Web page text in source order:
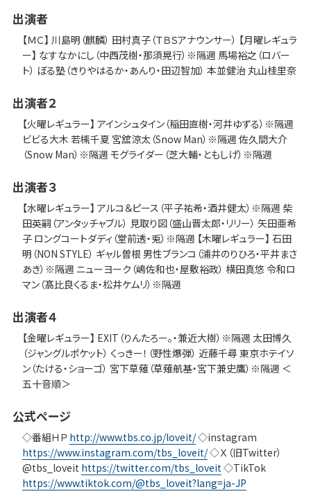
出演者
【ＭＣ】 川島明（麒麟） 田村真子（ＴＢＳアナウンサー） 【月曜レギュラ
ー】 なすなかにし（中西茂樹・那須晃行）※隔週 馬場裕之（ロバー
ト） ぼる塾（きりやはるか・あんり・田辺智加） 本並健治 丸山桂里奈
出演者２
【火曜レギュラー】 アインシュタイン（稲田直樹・河井ゆずる）※隔週
ビビる大木 若槻千夏 宮舘涼太（Snow Man）※隔週 佐久間大介
（Snow Man）※隔週 モグライダー（芝大輔・ともしげ）※隔週
出演者３
【水曜レギュラー】 アルコ＆ピース（平子祐希・酒井健太）※隔週 柴
田英嗣（アンタッチャブル） 見取り図（盛山晋太郎・リリー） 矢田亜希
子 ロングコートダディ（堂前透・兎）※隔週 【木曜レギュラー】 石田
明（NON STYLE） ギャル曽根 男性ブランコ（浦井のりひろ・平井まさ
あき）※隔週 ニューヨーク（嶋佐和也・屋敷裕政） 横田真悠 令和ロ
マン（髙比良くるま・松井ケムリ）※隔週
出演者４
【金曜レギュラー】 EXIT（りんたろー。・兼近大樹）※隔週 太田博久
（ジャングルポケット） くっきー！（野性爆弾） 近藤千尋 東京ホテイソ
ン（たける・ショーゴ） 宮下草薙（草薙航基・宮下兼史鷹）※隔週 ＜
五十音順＞
公式ページ
◇番組ＨＰ http://www.tbs.co.jp/loveit/◇instagram
https://www.instagram.com/tbs_loveit/◇Ｘ（旧Twitter）
@tbs_loveit https://twitter.com/tbs_loveit◇TikTok
https://www.tiktok.com/@tbs_loveit?lang=ja-JP